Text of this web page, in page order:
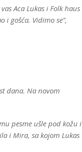
Aca Lukas i Folk haus
gošća. Vidimo se”,
dana. Na novom
pesme ušle pod kožu i
i Mira, sa kojom Lukas